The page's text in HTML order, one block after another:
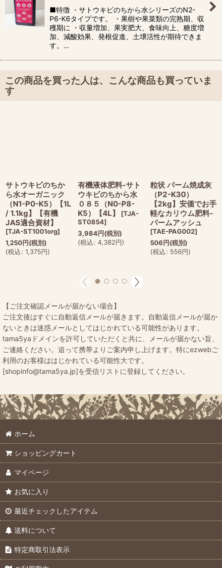
■特徴 ・サトウキビのちから水シリーズのN2-
P6-K6タイプです。 ・果樹や果菜類の完熟期、収
穫期に ・収量増加、果実肥大、食味向上、糖度増
加、減酸効果、発根促進、土壌活性が期待できま
す。…
この商品を買った人は、こんな商品も買っていま
す
サトウキビのちか
ら水オーガニック
（N1-P0-K5）【1L
/ 1.1kg】【有機
JAS適合資材】
[TJA-ST1001org]
1,250円(税別)
(税込: 1,375円)
有機液体肥料-サト
ウキビのちから水
０８５（N0-P8-
K5）【4L】
[TJA-
ST0854]
3,984円(税別)
(税込: 4,382円)
粒状 パーム焼成灰
（P2-K30）
【2kg】安価でお手
軽なカリウム肥料-
パームアッシュ
[TAE-PAG002]
506円(税別)
(税込: 556円)
【ご注文確認メールが届かない場合】
ご注文後はすぐに自動返信メールが届きます。自動返信メールが届か
ないときは迷惑メールとしてはじかれている可能性があります。
tama5yaドメインを許可していただくと共に、メールが届かない旨、
ご連絡ください。追って携帯よりご案内申し上げます。特にezwebご
利用のお客様ははじかれている可能性大です。
[shopinfo@tama5ya.jp]を受信リストに登録してください。
ホーム
ショッピングカート
マイページ
お気に入り
最近チェックしたアイテム
送料について
特定商取引法表示